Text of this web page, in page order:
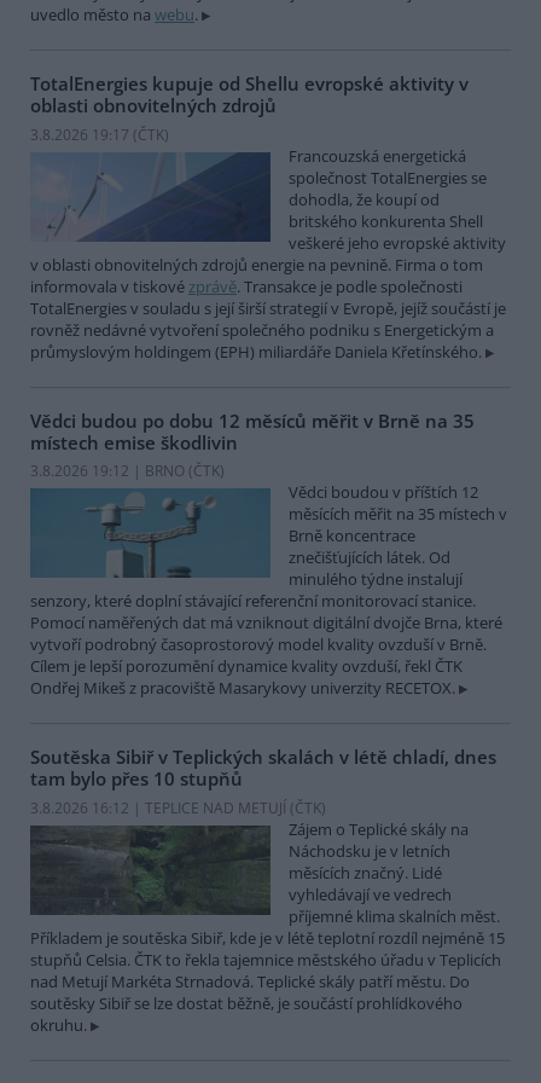
uvedlo město na webu.
TotalEnergies kupuje od Shellu evropské aktivity v
oblasti obnovitelných zdrojů
3.8.2026 19:17 (ČTK)
Francouzská energetická
společnost TotalEnergies se
dohodla, že koupí od
britského konkurenta Shell
veškeré jeho evropské aktivity
v oblasti obnovitelných zdrojů energie na pevnině. Firma o tom
informovala v tiskovézprávě. Transakce je podle společnosti
TotalEnergies v souladu s její širší strategií v Evropě, jejíž součástí je
rovněž nedávné vytvoření společného podniku s Energetickým a
průmyslovým holdingem (EPH) miliardáře Daniela Křetínského.
Vědci budou po dobu 12 měsíců měřit v Brně na 35
místech emise škodlivin
3.8.2026 19:12 | BRNO (ČTK)
Vědci boudou v příštích 12
měsících měřit na 35 místech v
Brně koncentrace
znečišťujících látek. Od
minulého týdne instalují
senzory, které doplní stávající referenční monitorovací stanice.
Pomocí naměřených dat má vzniknout digitální dvojče Brna, které
vytvoří podrobný časoprostorový model kvality ovzduší v Brně.
Cílem je lepší porozumění dynamice kvality ovzduší, řekl ČTK
Ondřej Mikeš z pracoviště Masarykovy univerzity RECETOX.
Soutěska Sibiř v Teplických skalách v létě chladí, dnes
tam bylo přes 10 stupňů
3.8.2026 16:12 | TEPLICE NAD METUJÍ (ČTK)
Zájem o Teplické skály na
Náchodsku je v letních
měsících značný. Lidé
vyhledávají ve vedrech
příjemné klima skalních měst.
Příkladem je soutěska Sibiř, kde je v létě teplotní rozdíl nejméně 15
stupňů Celsia. ČTK to řekla tajemnice městského úřadu v Teplicích
nad Metují Markéta Strnadová. Teplické skály patří městu. Do
soutěsky Sibiř se lze dostat běžně, je součástí prohlídkového
okruhu.